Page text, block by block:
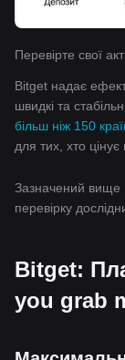
Перевірте свої
Bitget надає
швидкі та
більш ніж 150
для тих, хто цінує
Зазначений вище
перевірку
Bitget:
you grab